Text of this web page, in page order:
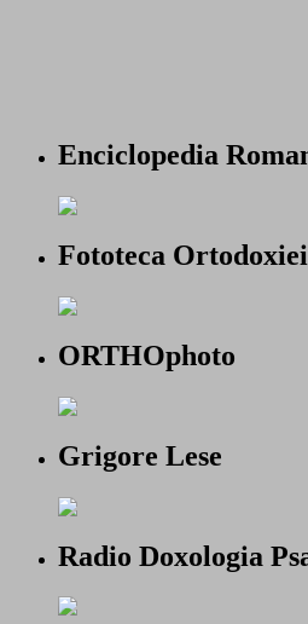
Enciclopedia
Fototeca
ORTHOphoto
Grigore Lese
Radio Doxologia